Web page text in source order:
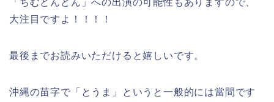
「ちむどんどん」への出演の可能性もありますので、
大注目ですよ！！！！
最後までお読みいただけると嬉しいです。
沖縄の苗字で「とうま」というと一般的には當間です